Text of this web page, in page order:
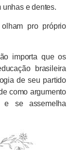
unhas e dentes.
pro próprio
importa que os
brasileira
de seu partido
como argumento
e se assemelha